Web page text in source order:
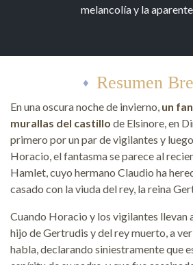
melancolía y la
Resumen
En una oscura noche de invierno, un
murallas del castillo de Elsinore, en
primero por un par de vigilantes y
Horacio, el fantasma se parece al
Hamlet, cuyo hermano Claudio ha
casado con la viuda del rey, la reina
Cuando Horacio y los vigilantes llevan
hijo de Gertrudis y del rey muerto, a
habla, declarando siniestramente que